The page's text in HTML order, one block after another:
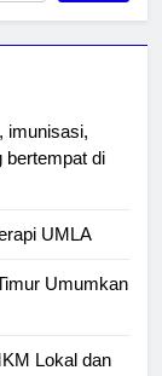
imunisasi,
bertempat di
UMLA
Umumkan
Lokal dan